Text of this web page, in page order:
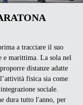
a tracciare il suo
e marittima. La sola nel
distanze adatte
fisica sia come
sociale.
dura tutto l'anno, per